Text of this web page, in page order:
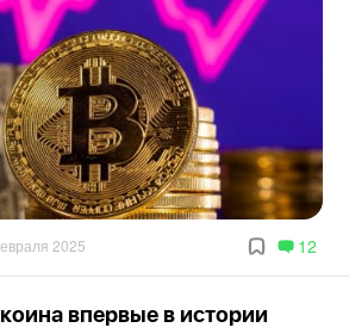
2025 12
впервые в истории